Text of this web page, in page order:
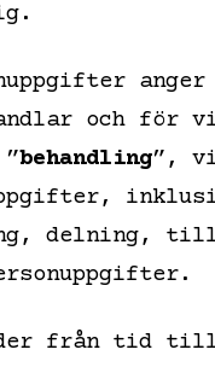
och för
behandling”,
delning,
från tid till